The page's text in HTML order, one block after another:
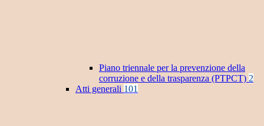
Piano triennale per la prevenzione della
corruzione e della trasparenza (PTPCT) 2
Atti generali 101